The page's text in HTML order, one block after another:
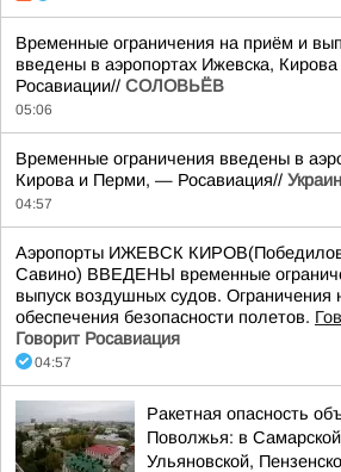
Временные ограничения на приём и
введены в аэропортах Ижевска,
Росавиации// СОЛОВЬЁВ
05:06
Временные ограничения введены в
Кирова и Перми, — Росавиация//
04:57
Аэропорты ИЖЕВСК
Савино) ВВЕДЕНЫ временные
выпуск воздушных судов.
обеспечения безопасности полетов.
Говорит Росавиация
04:57
Ракетная опасность
Поволжья: в
Ульяновской,